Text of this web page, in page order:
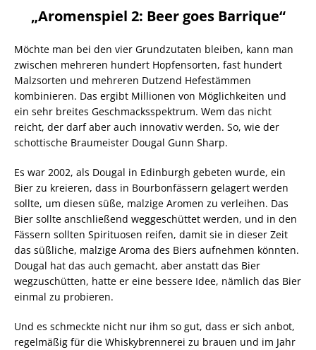
„Aromenspiel 2: Beer goes Barrique“
Möchte man bei den vier Grundzutaten bleiben, kann man
zwischen mehreren hundert Hopfensorten, fast hundert
Malzsorten und mehreren Dutzend Hefestämmen
kombinieren. Das ergibt Millionen von Möglichkeiten und
ein sehr breites Geschmacksspektrum. Wem das nicht
reicht, der darf aber auch innovativ werden. So, wie der
schottische Braumeister Dougal Gunn Sharp.
Es war 2002, als Dougal in Edinburgh gebeten wurde, ein
Bier zu kreieren, dass in Bourbonfässern gelagert werden
sollte, um diesen süße, malzige Aromen zu verleihen. Das
Bier sollte anschließend weggeschüttet werden, und in den
Fässern sollten Spirituosen reifen, damit sie in dieser Zeit
das süßliche, malzige Aroma des Biers aufnehmen könnten.
Dougal hat das auch gemacht, aber anstatt das Bier
wegzuschütten, hatte er eine bessere Idee, nämlich das Bier
einmal zu probieren.
Und es schmeckte nicht nur ihm so gut, dass er sich anbot,
regelmäßig für die Whiskybrennerei zu brauen und im Jahr